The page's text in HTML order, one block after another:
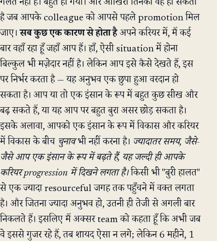
गलत नहीं है। बहुत हो गया। और आखिरी तिनका वह हो सकता
है जब आपके colleague को आपसे पहले promotion मिल
जाए।सब कुछ एक कारण से होता हैअपने करियर में, मैं कई
बार वहाँ रहा हूँ जहाँ आप हैं। हाँ, ऐसी situation में होना
बिल्कुल भी मज़ेदार नहीं है। लेकिन आप इसे कैसे देखते हैं, इस
पर निर्भर करता है — यह अनुभव एक छुपा हुआ वरदान हो
सकता है। आप या तो एक इंसान के रूप में बहुत कुछ सीख और
बढ़ सकते हैं, या यह आप पर बहुत बुरा असर छोड़ सकता है।
इसके अलावा, आपको एक इंसान के रूप में विकास और करियर
में विकास के बीच चुनावभी नहीं करना है। ज्यादातर समय, जैसे-
जैसे आप एक इंसान के रूप में बढ़ते हैं, यह जल्दी ही आपके
करियर progression में दिखने लगता है।किसी भी "बुरी हालत"
से एक ज्यादा resourceful जगह तक पहुँचने में वक्त लगता
है। और जितना ज्यादा अनुभव हो, उतनी ही तेजी से अगली बार
निकलते हैं। इसलिए मैं अक्सर team को कहता हूँ कि अभी जब
वे इससे गुजर रहे हैं, तब शायद ऐसा न लगे; लेकिन 6 महीने, 1